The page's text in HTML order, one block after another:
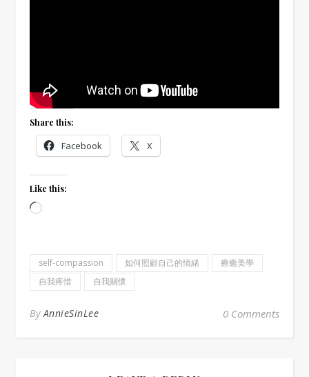
Share this:
Facebook X
Like this:
Loading…
self-compassion 如何照顧自己的情緒
療癒美學
自我疼惜
自我關懷
By AnnieSinLee 0 Comments